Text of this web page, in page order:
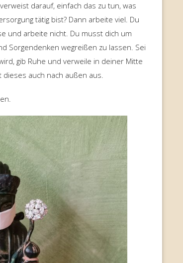
darauf, einfach das zu tun, was
tätig bist? Dann arbeite viel. Du
und arbeite nicht. Du musst dich um
Sorgendenken wegreißen zu lassen. Sei
gib Ruhe und verweile in deiner Mitte
auch nach außen aus.